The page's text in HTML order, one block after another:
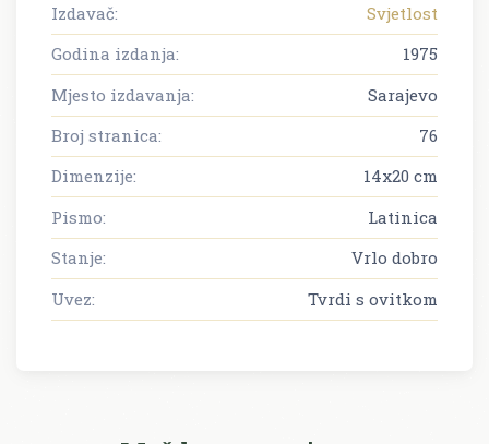
Izdavač:
Svjetlost
Godina izdanja:
1975
Mjesto izdavanja:
Sarajevo
Broj stranica:
76
Dimenzije:
14x20 cm
Pismo:
Latinica
Stanje:
Vrlo dobro
Uvez:
Tvrdi s ovitkom